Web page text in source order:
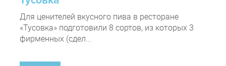
Для ценителей вкусного пива в ресторане
«Тусовка» подготовили 8 сортов, из которых 3
фирменных (сдел...